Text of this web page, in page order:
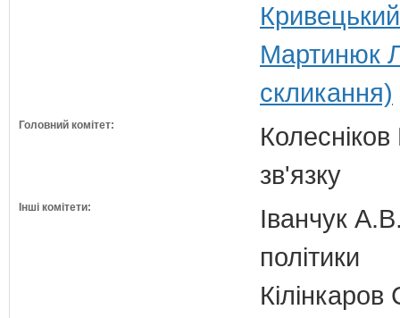
Мартинюк
скликання)
Головний комітет:
зв'язку
Інші комітети:
Іванчук
політики